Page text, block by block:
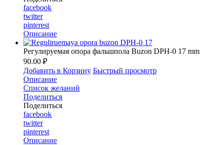
facebook
twitter
pinterest
Описание
Регулируемая опора фальшпола Buzon DPH-0 17 mm
90.00 ₽
Добавить в Корзину Быстрый просмотр
Описание
Список желаний
Поделиться
Поделиться
facebook
twitter
pinterest
Описание